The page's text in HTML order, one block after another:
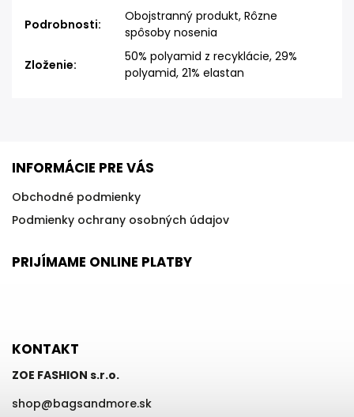
Podrobnosti:
Obojstranný produkt, Rôzne
spôsoby nosenia
Zloženie:
50% polyamid z recyklácie, 29%
polyamid, 21% elastan
INFORMÁCIE PRE VÁS
Obchodné podmienky
Podmienky ochrany osobných údajov
PRIJÍMAME ONLINE PLATBY
KONTAKT
ZOE FASHION s.r.o.
shop@bagsandmore.sk